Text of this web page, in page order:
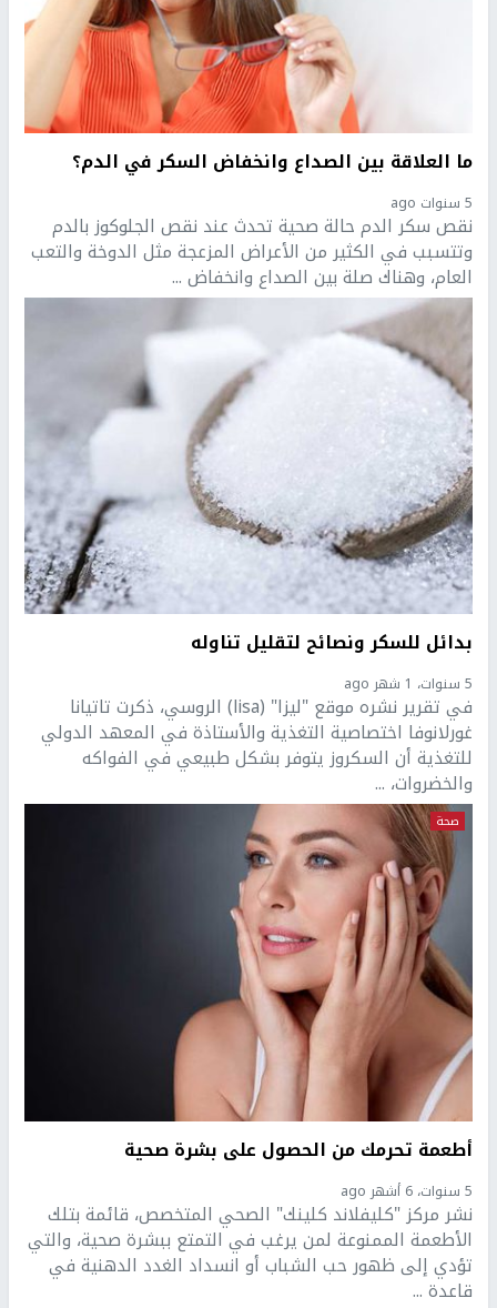
ما العلاقة بين الصداع وانخفاض السكر في الدم؟
5 سنوات ago
نقص سكر الدم حالة صحية تحدث عند نقص الجلوكوز بالدم
وتتسبب في الكثير من الأعراض المزعجة مثل الدوخة والتعب
العام، وهناك صلة بين الصداع وانخفاض ...
بدائل للسكر ونصائح لتقليل تناوله
5 سنوات، 1 شهر ago
في تقرير نشره موقع "ليزا" (lisa) الروسي، ذكرت تاتيانا
غورلانوفا اختصاصية التغذية والأستاذة في المعهد الدولي
للتغذية أن السكروز يتوفر بشكل طبيعي في الفواكه
والخضروات، ...
صحة
أطعمة تحرمك من الحصول على بشرة صحية
5 سنوات، 6 أشهر ago
نشر مركز "كليفلاند كلينك" الصحي المتخصص، قائمة بتلك
الأطعمة الممنوعة لمن يرغب في التمتع ببشرة صحية، والتي
تؤدي إلى ظهور حب الشباب أو انسداد الغدد الدهنية في
قاعدة ...